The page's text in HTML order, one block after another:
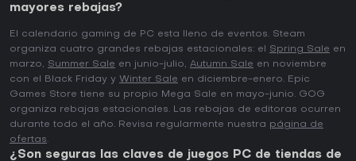
mayores rebajas?
El calendario gaming de PC esta lleno de eventos. Steam
organiza cuatro grandes rebajas estacionales: el Spring Sale en
marzo, Summer Sale en junio-julio, Autumn Sale en noviembre
con el Black Friday y Winter Sale en diciembre-enero. Epic
Games Store tiene su propio Mega Sale en mayo-junio. GOG
organiza rebajas estacionales. Las rebajas de editoras ocurren
durante todo el año. Revisa regularmente nuestra página de
ofertas.
¿Son seguras las claves de juegos PC de tiendas de